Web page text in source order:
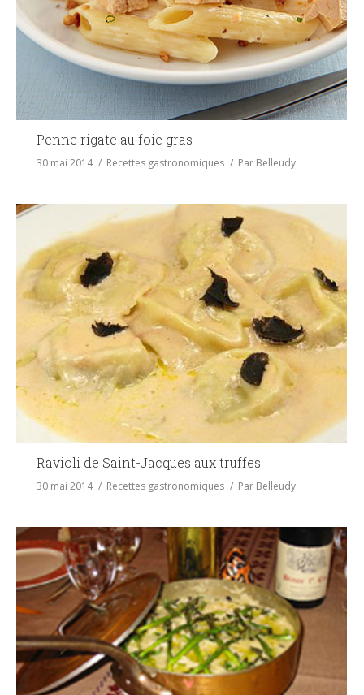
Penne rigate au foie gras
30 mai 2014 Recettes gastronomiques Par Belleudy
Ravioli de Saint-Jacques aux truffes
30 mai 2014 Recettes gastronomiques Par Belleudy